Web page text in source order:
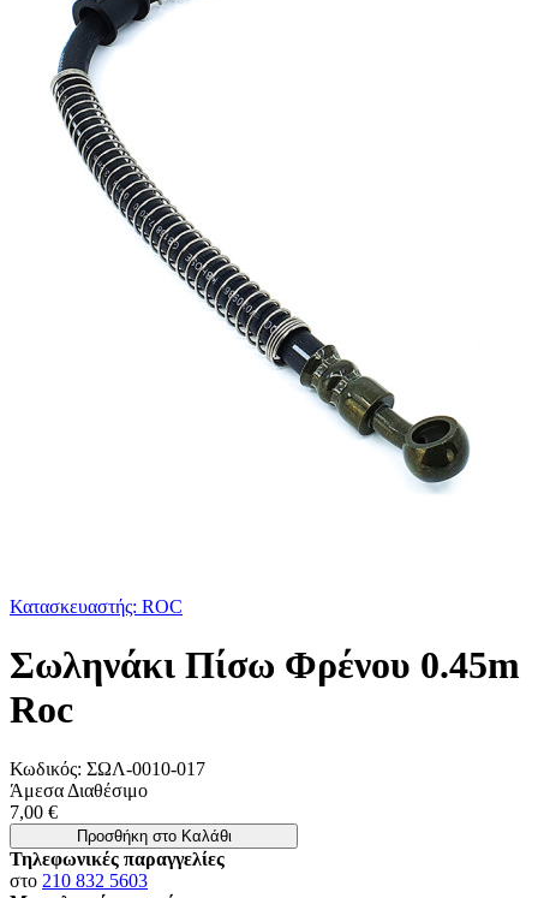
Κατασκευαστής: ROC
Σωληνάκι Πίσω Φρένου 0.45m
Roc
Κωδικός: ΣΩΛ-0010-017
Άμεσα Διαθέσιμο
7,00 €
Προσθήκη στο Καλάθι
Τηλεφωνικές παραγγελίες
στο 210 832 5603